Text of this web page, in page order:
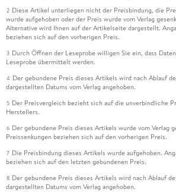
2 Diese Artikel unterliegen nicht der Preisbindung, die
wurde aufgehoben oder der Preis wurde vom Verlag
Alternative wird Ihnen auf der Artikelseite dargestellt.
beziehen sich auf den vorherigen Preis.
3 Durch Öffnen der Leseprobe willigen Sie ein, dass
Leseprobe übermittelt werden.
4 Der gebundene Preis dieses Artikels wird nach Ablauf
dargestellten Datums vom Verlag angehoben.
5 Der Preisvergleich bezieht sich auf die unverbindliche
Herstellers.
6 Der gebundene Preis dieses Artikels wurde vom Verlag
Preissenkungen beziehen sich auf den vorherigen Preis.
7 Die Preisbindung dieses Artikels wurde aufgehoben.
beziehen sich auf den letzten gebundenen Preis.
8 Der gebundene Preis dieses Artikels wird nach Ablauf
dargestellten Datums vom Verlag angehoben.